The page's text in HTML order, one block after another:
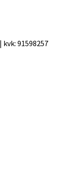
91598257